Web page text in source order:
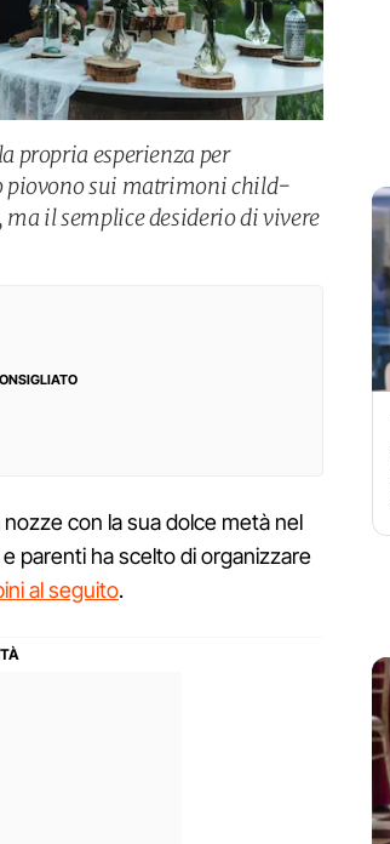
propria esperienza per
piovono sui matrimoni child-
il semplice desiderio di vivere
con la sua dolce metà nel
parenti ha scelto di organizzare
al seguito.